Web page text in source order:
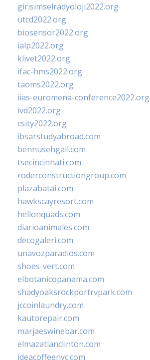
girisimselradyoloji2022.org
utcd2022.org
biosensor2022.org
ialp2022.org
klivet2022.org
ifac-hms2022.org
taoms2022.org
iias-euromena-conference2022.org
ivd2022.org
csity2022.org
ibsarstudyabroad.com
bennusehgall.com
tsecincinnati.com
roderconstructiongroup.com
plazabatai.com
hawkscayresort.com
hellonquads.com
diarioanimales.com
decogaleri.com
unavozparadios.com
shoes-vert.com
elbotanicopanama.com
shadyoaksrockportrvpark.com
jccoinlaundry.com
kautorepair.com
marjaeswinebar.com
elmazatlanclinton.com
ideacoffeenyc.com